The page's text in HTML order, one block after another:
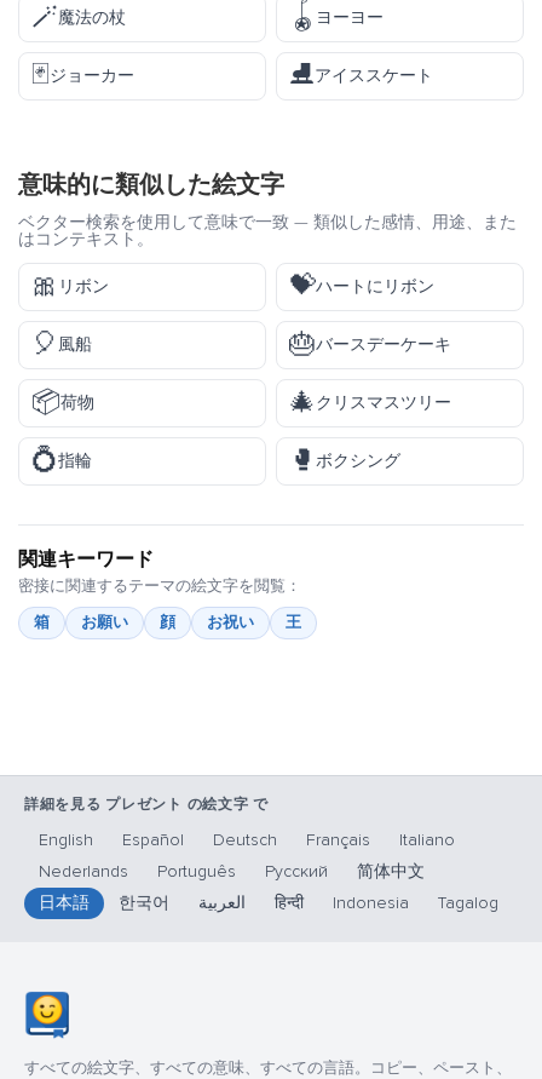
🪄魔法の杖 🪀 ヨーヨー
🃏ジョーカー ⛸️アイススケート
意味的に類似した絵文字
ベクター検索を使用して意味で一致 — 類似した感情、用途、また
はコンテキスト。
🎀 リボン 💝ハートにリボン
🎈 風船 🎂バースデーケーキ
📦荷物 🎄クリスマスツリー
💍指輪 🥊 ボクシング
関連キーワード
密接に関連するテーマの絵文字を閲覧：
箱
お願い 顔 お祝い 王
詳細を見る プレゼント の絵文字 で
English Español Deutsch Français
Italiano
Nederlands
Português Русский
简体中文
日本語
한국어 العربية हिन्दी Indonesia Tagalog
すべての絵文字、すべての意味、すべての言語。コピー、ペースト、